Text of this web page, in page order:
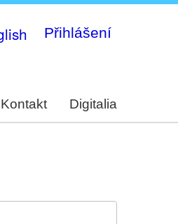
Přihlášení
Kontakt Digitalia